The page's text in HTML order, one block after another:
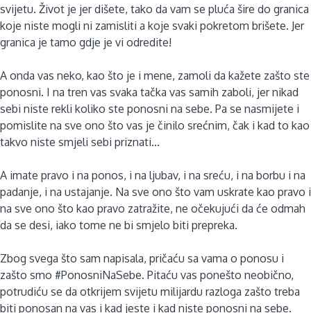
svijetu. Život je jer dišete, tako da vam se pluća šire do granica
koje niste mogli ni zamisliti a koje svaki pokretom brišete. Jer
granica je tamo gdje je vi odredite!
A onda vas neko, kao što je i mene, zamoli da kažete zašto ste
ponosni. I na tren vas svaka tačka vas samih zaboli, jer nikad
sebi niste rekli koliko ste ponosni na sebe. Pa se nasmijete i
pomislite na sve ono što vas je činilo srećnim, čak i kad to kao
takvo niste smjeli sebi priznati...
A imate pravo i na ponos, i na ljubav, i na sreću, i na borbu i na
padanje, i na ustajanje. Na sve ono što vam uskrate kao pravo i
na sve ono što kao pravo zatražite, ne očekujući da će odmah
da se desi, iako tome ne bi smjelo biti prepreka.
Zbog svega što sam napisala, pričaću sa vama o ponosu i
zašto smo #PonosniNaSebe. Pitaću vas ponešto neobično,
potrudiću se da otkrijem svijetu milijardu razloga zašto treba
biti ponosan na vas i kad jeste i kad niste ponosni na sebe.